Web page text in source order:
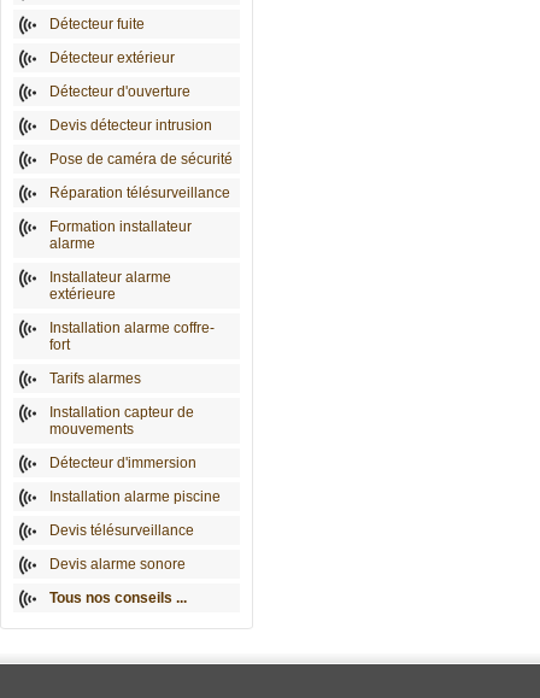
Détecteur fuite
Détecteur extérieur
Détecteur d'ouverture
Devis détecteur intrusion
Pose de caméra de sécurité
Réparation télésurveillance
Formation installateur
alarme
Installateur alarme
extérieure
Installation alarme coffre-
fort
Tarifs alarmes
Installation capteur de
mouvements
Détecteur d'immersion
Installation alarme piscine
Devis télésurveillance
Devis alarme sonore
Tous nos conseils ...